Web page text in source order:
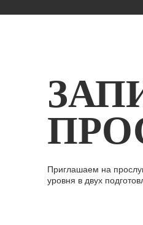
Приглашаем на
уровня в двух